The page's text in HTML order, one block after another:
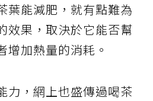
葉能減肥，就有點難為
效果，取決於它能否幫
增加熱量的消耗。
力，網上也盛傳過喝茶